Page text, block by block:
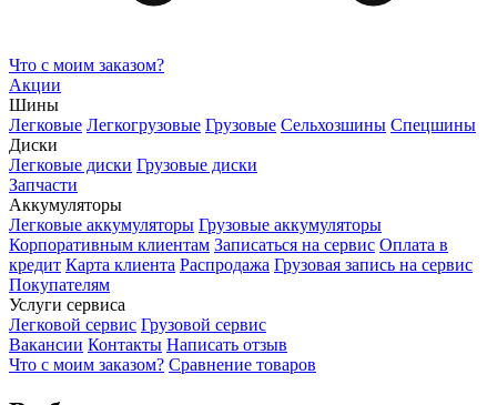
Что с моим заказом?
Акции
Шины
Легковые Легкогрузовые Грузовые Сельхозшины Спецшины
Диски
Легковые диски Грузовые диски
Запчасти
Аккумуляторы
Легковые аккумуляторы Грузовые аккумуляторы
Корпоративным клиентам Записаться на сервис Оплата в
кредит Карта клиента Распродажа Грузовая запись на сервис
Покупателям
Услуги сервиса
Легковой сервис Грузовой сервис
Вакансии Контакты Написать отзыв
Что с моим заказом? Сравнение товаров